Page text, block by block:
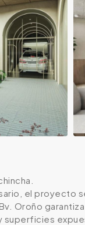
el
Oroño
superficies